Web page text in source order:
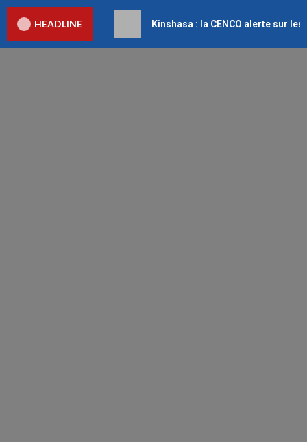
HEADLINE
médecins Kinshasa : la CENCO alerte sur les